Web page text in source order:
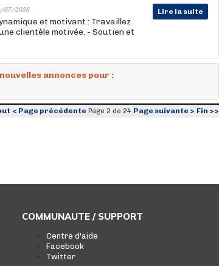
07/2026 Lire la suite
et motivant : Travaillez
clientèle motivée. - Soutien et
annonces pour :
< Page précédente Page 2 de 24 Page suivante > Fin >>
COMMUNAUTE / SUPPORT
Centre d'aide
Facebook
Twitter